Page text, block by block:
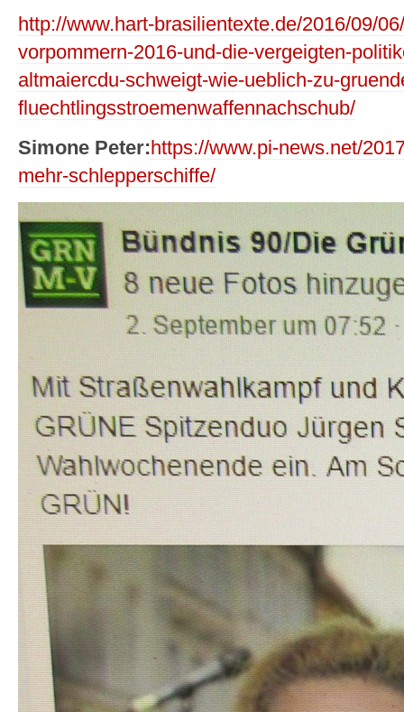
http://www.hart-brasilientexte.de/2016/09/
vorpommern-2016-und-die-vergeigten-
altmaiercdu-schweigt-wie-ueblich-zu-
fluechtlingsstroemenwaffennachschub/
Simone Peter:https://www.pi-news.net/
mehr-schlepperschiffe/